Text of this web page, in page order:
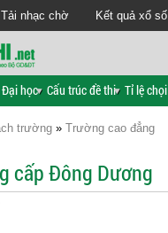
Tải nhạc chờ Kết quả xổ số
học Cấu trúc đề thi Tỉ lệ chọi
trường » Trường cao đẳng
cấp Đông Dương